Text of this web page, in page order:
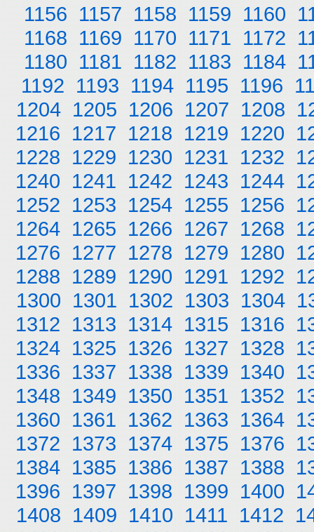
1156 1157 1158 1159 1160
1168 1169 1170 1171 1172
1180 1181 1182 1183 1184
1192 1193 1194 1195 1196
1204 1205 1206 1207 1208
1216 1217 1218 1219 1220
1228 1229 1230 1231 1232
1240 1241 1242 1243 1244
1252 1253 1254 1255 1256
1264 1265 1266 1267 1268
1276 1277 1278 1279 1280
1288 1289 1290 1291 1292
1300 1301 1302 1303 1304
1312 1313 1314 1315 1316
1324 1325 1326 1327 1328
1336 1337 1338 1339 1340
1348 1349 1350 1351 1352
1360 1361 1362 1363 1364
1372 1373 1374 1375 1376
1384 1385 1386 1387 1388
1396 1397 1398 1399 1400
1408 1409 1410 1411 1412